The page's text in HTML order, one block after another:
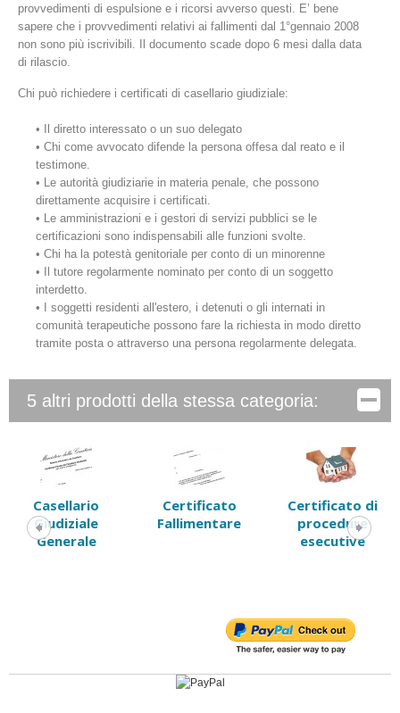
provvedimenti di espulsione e i ricorsi avverso questi. E’ bene
sapere che i provvedimenti relativi ai fallimenti dal 1°gennaio 2008
non sono più iscrivibili. Il documento scade dopo 6 mesi dalla data
di rilascio.
Chi può richiedere i certificati di casellario giudiziale:
• Il diretto interessato o un suo delegato
• Chi come avvocato difende la persona offesa dal reato e il
testimone.
• Le autorità giudiziarie in materia penale, che possono
direttamente acquisire i certificati.
• Le amministrazioni e i gestori di servizi pubblici se le
certificazioni sono indispensabili alle funzioni svolte.
• Chi ha la potestà genitoriale per conto di un minorenne
• Il tutore regolarmente nominato per conto di un soggetto
interdetto.
• I soggetti residenti all'estero, i detenuti o gli internati in
comunità terapeutiche possono fare la richiesta in modo diretto
tramite posta o attraverso una persona regolarmente delegata.
5 altri prodotti della stessa categoria:
Casellario
Giudiziale
Generale
Certificato
Fallimentare
Certificato di
procedure
esecutive